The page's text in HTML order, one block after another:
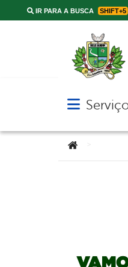
IR PARA A BUSCA SHIFT+5
Abrir menu
Você está aqui: